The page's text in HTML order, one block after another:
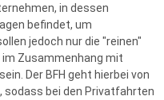
in dessen
befindet, um
jedoch nur die "reinen"
Zusammenhang mit
Der BFH geht hierbei von
sodass bei den Privatfahrten